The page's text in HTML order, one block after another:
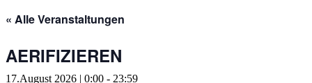
« Alle Veranstaltungen
AERIFIZIEREN
17.August 2026 | 0:00 - 23:59